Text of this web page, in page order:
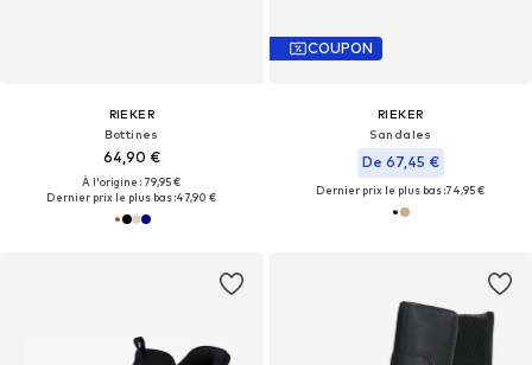
RIEKER
Bottines
64,90 €
À l'origine : 79,95 €
Dernier prix le plus bas :47,90 €
COUPON
RIEKER
Sandales
De 67,45 €
Dernier prix le plus bas :74,95 €